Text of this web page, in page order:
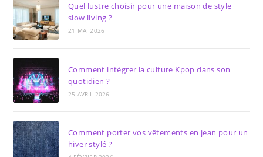
Quel lustre choisir pour une maison de style
slow living ?
21 MAI 2026
Comment intégrer la culture Kpop dans son
quotidien ?
25 AVRIL 2026
Comment porter vos vêtements en jean pour un
hiver stylé ?